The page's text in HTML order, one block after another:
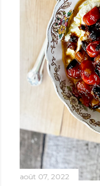
août 07, 2022